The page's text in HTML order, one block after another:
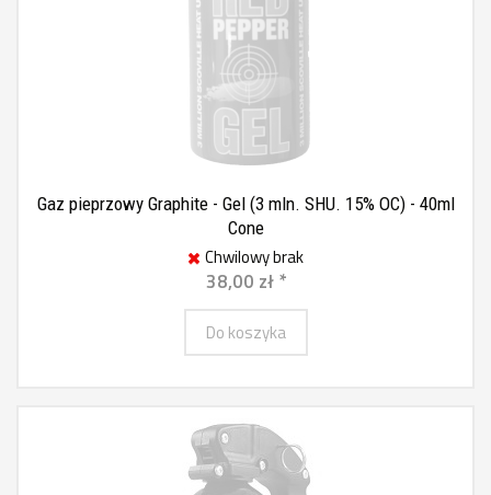
Gaz pieprzowy Graphite - Gel (3 mln. SHU. 15% OC) - 40ml
Cone
Chwilowy brak
38,00 zł *
Do koszyka